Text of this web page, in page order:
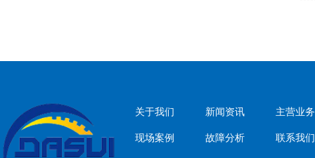
关于我们 新闻资讯 主营业务
现场案例 故障分析 联系我们